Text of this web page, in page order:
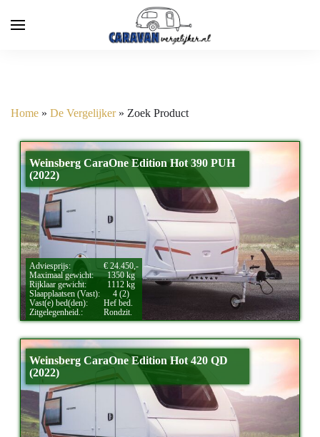
Home » De Vergelijker» Zoek Product
Weinsberg CaraOne Edition Hot 390 PUH
(2022)
Adviesprijs:
€ 24.450,-
Maximaal gewicht:
1350 kg
Rijklaar gewicht:
1112 kg
Slaapplaatsen (Vast):
4 (2)
Vast(e) bed(den):
Hef bed.
Zitgelegenheid.:
Rondzit.
Weinsberg CaraOne Edition Hot 420 QD
(2022)